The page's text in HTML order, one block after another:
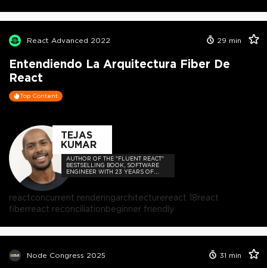
React Advanced 2022 29 min
Entendiendo La Arquitectura Fiber De
React
Top Content
TEJAS
KUMAR
AUTHOR OF THE "FLUENT REACT"
BESTSELLING BOOK, SOFTWARE
ENGINEER WITH 23 YEARS OF
EXPERIENCE, AND HOST OF THE
reactconcurrent renderingarchitecturereact 18react
fiberreact reconciliationbeginner friendly
Node Congress 2025 31 min